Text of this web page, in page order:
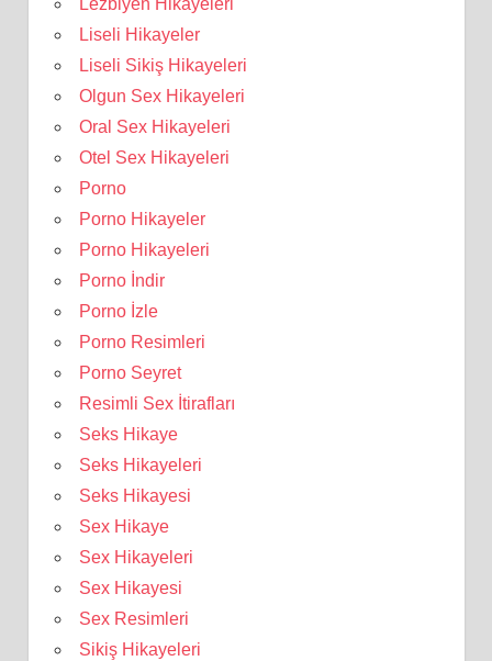
Lezbiyen Hikayeleri
Liseli Hikayeler
Liseli Sikiş Hikayeleri
Olgun Sex Hikayeleri
Oral Sex Hikayeleri
Otel Sex Hikayeleri
Porno
Porno Hikayeler
Porno Hikayeleri
Porno İndir
Porno İzle
Porno Resimleri
Porno Seyret
Resimli Sex İtirafları
Seks Hikaye
Seks Hikayeleri
Seks Hikayesi
Sex Hikaye
Sex Hikayeleri
Sex Hikayesi
Sex Resimleri
Sikiş Hikayeleri